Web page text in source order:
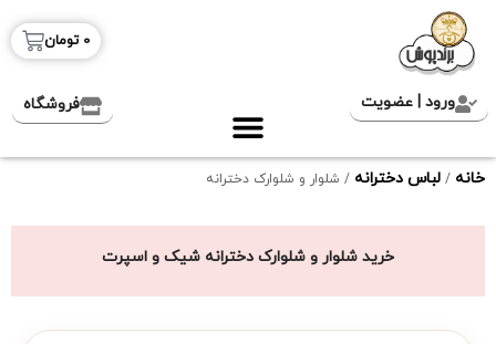
0 تومان
ورود | عضویت فروشگاه
خانه / لباس‌ دخترانه / شلوار و شلوارک دخترانه
خرید شلوار و شلوارک دخترانه شیک و اسپرت